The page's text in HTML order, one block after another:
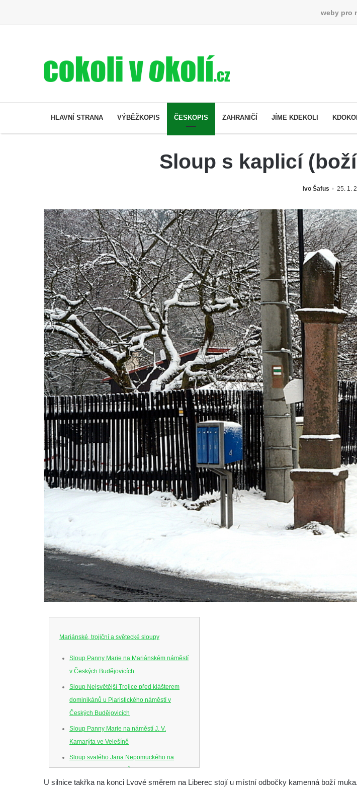
weby pro
HLAVNÍ STRANA VÝBĚŽKOPIS ČESKOPIS ZAHRANIČÍ JÍME KDEKOLI
Sloup s kaplicí
Ivo Šafus 25. 1.
Mariánské, trojiční a světecké sloupy
Sloup Panny Marie na Mariánském náměstí
v Českých Budějovicích
Sloup Nejsvětější Trojice před klášterem
dominikánů u Piaristického náměstí v
Českých Budějovicích
Sloup Panny Marie na náměstí J. V.
Kamarýta ve Velešíně
Sloup svatého Jana Nepomuckého na
náměstí J. Gurreho v Římově
Sloup Nejsvětější Trojice v Mirošovicích
U silnice takřka na konci Lvové směrem na Liberec stojí u místní odbočky kamenná boží muka.